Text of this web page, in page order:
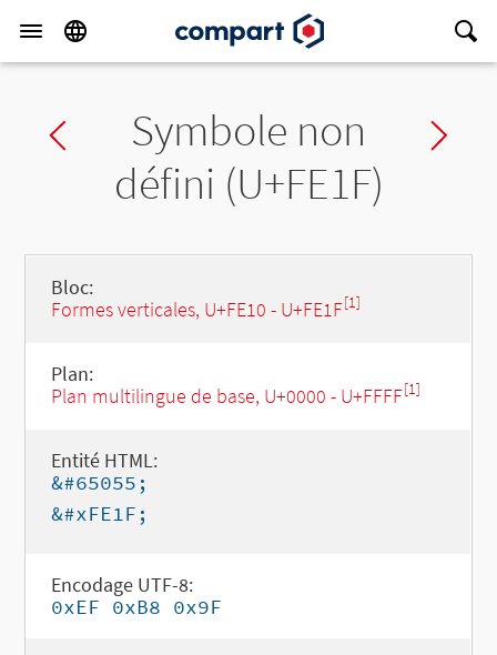
Previous char
Symbole non
défini (U+FE1F)
Bloc:
Formes verticales, U+FE10 - U+FE1F[1]
Plan:
Plan multilingue de base, U+0000 - U+FFFF[1]
Entité HTML:
&#65055;
&#xFE1F;
Encodage UTF-8:
0xEF 0xB8 0x9F